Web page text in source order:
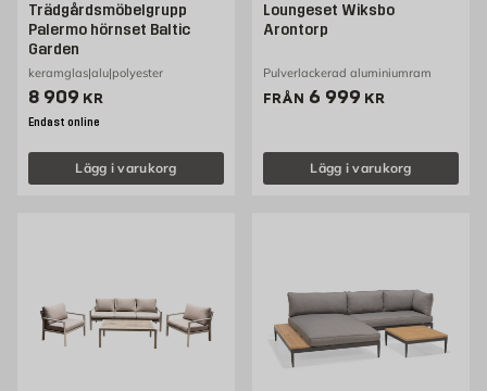
Trädgårdsmöbelgrupp
Palermo hörnset Baltic
Garden
keramglas|alu|polyester
Pris 8909 kr
8 909 KR
Endast online
Lägg i varukorg
Loungeset Wiksbo
Arontorp
Pulverlackerad aluminiumram
FRÅN Pris 6999 kr
6 999 KR
Lägg i varukorg